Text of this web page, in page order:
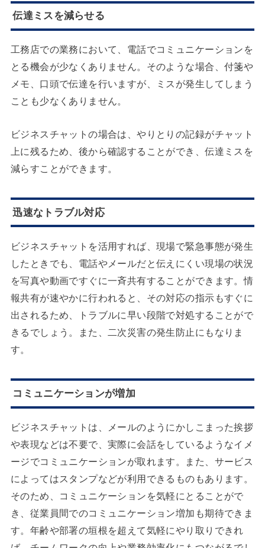
伝達ミスを減らせる
工務店での業務において、電話でコミュニケーションを
とる機会が少なくありません。そのような場合、付箋や
メモ、口頭で伝達を行いますが、ミスが発生してしまう
ことも少なくありません。
ビジネスチャットの場合は、やりとりの記録がチャット
上に残るため、後から確認することができ、伝達ミスを
減らすことができます。
迅速なトラブル対応
ビジネスチャットを活用すれば、現場で緊急事態が発生
したときでも、電話やメールだと伝えにくい現場の状況
を写真や動画ですぐに一斉共有することができます。情
報共有が速やかに行われると、その対応の指示もすぐに
出されるため、トラブルに早い段階で対処することがで
きるでしょう。また、二次災害の発生防止にもなりま
す。
コミュニケーションが増加
ビジネスチャットは、メールのようにかしこまった挨拶
や表現などは不要で、実際に会話をしているようなイメ
ージでコミュニケーションが取れます。また、サービス
によってはスタンプなどが利用できるものもあります。
そのため、コミュニケーションを気軽にとることがで
き、従業員間でのコミュニケーション増加も期待できま
す。年齢や部署の垣根を超えて気軽にやり取りできれ